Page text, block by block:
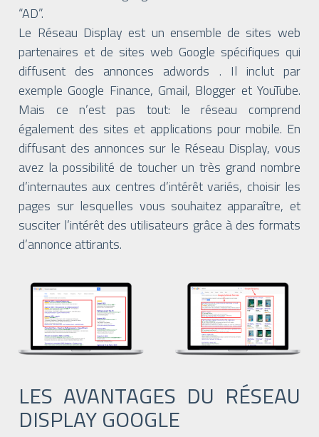
“AD”.
Le Réseau Display est un ensemble de sites web
partenaires et de sites web Google spécifiques qui
diffusent des annonces adwords . Il inclut par
exemple Google Finance, Gmail, Blogger et YouTube.
Mais ce n’est pas tout: le réseau comprend
également des sites et applications pour mobile. En
diffusant des annonces sur le Réseau Display, vous
avez la possibilité de toucher un très grand nombre
d’internautes aux centres d’intérêt variés, choisir les
pages sur lesquelles vous souhaitez apparaître, et
susciter l’intérêt des utilisateurs grâce à des formats
d’annonce attirants.
LES AVANTAGES DU RÉSEAU
DISPLAY GOOGLE